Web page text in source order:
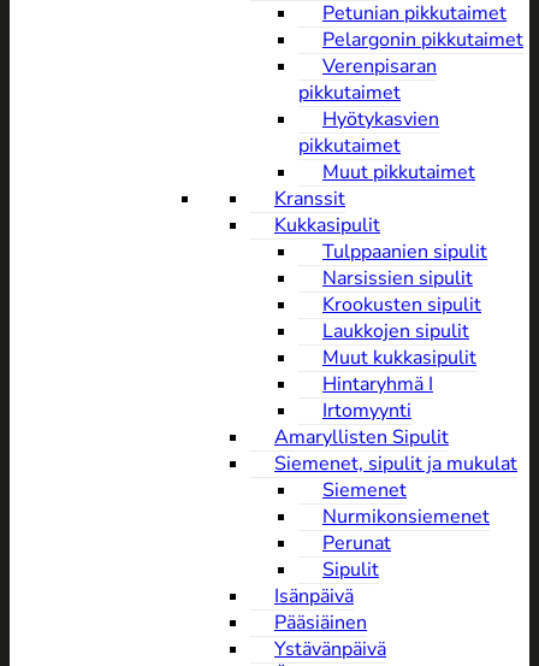
Petunian pikkutaimet
Pelargonin pikkutaimet
Verenpisaran
pikkutaimet
Hyötykasvien
pikkutaimet
Muut pikkutaimet
Kranssit
Kukkasipulit
Tulppaanien sipulit
Narsissien sipulit
Krookusten sipulit
Laukkojen sipulit
Muut kukkasipulit
Hintaryhmä I
Irtomyynti
Amaryllisten Sipulit
Siemenet, sipulit ja mukulat
Siemenet
Nurmikonsiemenet
Perunat
Sipulit
Isänpäivä
Pääsiäinen
Ystävänpäivä